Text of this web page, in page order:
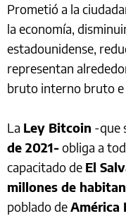
Prometió a la
la economía,
estadounidense,
representan
bruto interno bruto e
La Ley Bitcoin -que
de 2021-obliga a
capacitado de El
millones de
poblado deAmérica